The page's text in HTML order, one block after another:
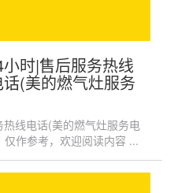
时|售后服务热线
(美的燃气灶服务
线电话(美的燃气灶服务电
作参考，欢迎阅读内容 ...